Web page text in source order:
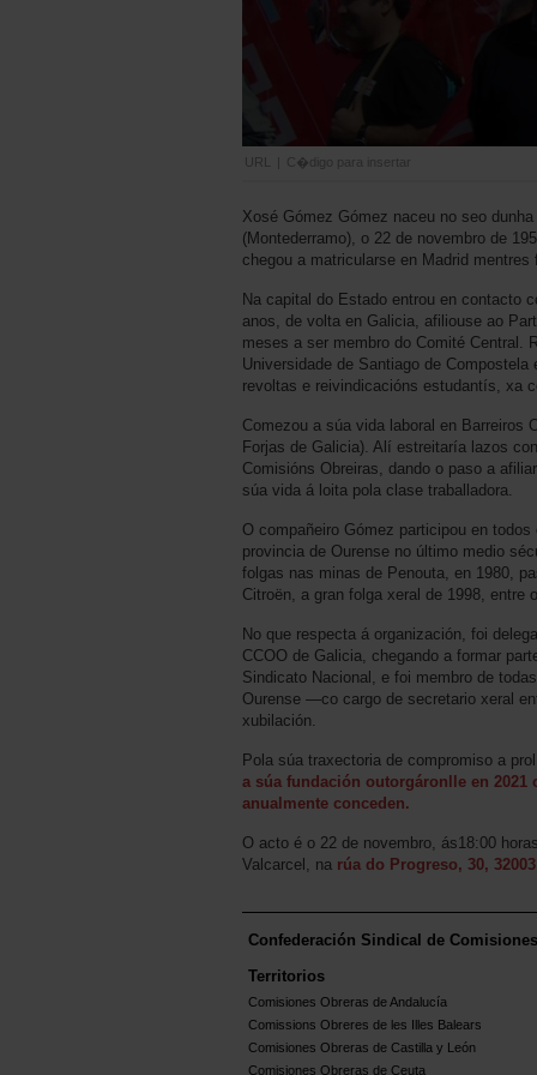
URL C�digo para insertar
Xosé Gómez Gómez naceu no seo
(Montederramo), o 22 de novembro de
chegou a matricularse en Madrid
Na capital do Estado entrou en contacto
anos, de volta en Galicia, afiliouse ao
meses a ser membro do Comité Central.
Universidade de Santiago de
revoltas e reivindicacións estudantís, xa
Comezou a súa vida laboral en Barreiros
Forjas de Galicia). Alí estreitaría lazos
Comisións Obreiras, dando o paso a
súa vida á loita pola clase traballadora.
O compañeiro Gómez participou en
provincia de Ourense no último medio
folgas nas minas de Penouta, en 1980,
Citroën, a gran folga xeral de 1998, entre
No que respecta á organización, foi
CCOO de Galicia, chegando a formar
Sindicato Nacional, e foi membro de
Ourense —co cargo de secretario xeral
xubilación.
Pola súa traxectoria de compromiso a
a súa fundación outorgáronlle en 2021
anualmente conceden.
O acto é o 22 de novembro, ás18:00
Valcarcel, na rúa do Progreso, 30,
Confederación Sindical de
Territorios
Comisiones Obreras de Andalucía
Comissions Obreres de les Illes Balears
Comisiones Obreras de Castilla y León
Comisiones Obreras de Ceuta